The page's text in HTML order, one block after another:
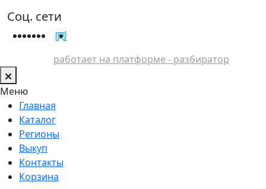
Соц. сети
работает на платформе - разбиратор
Меню
Главная
Каталог
Регионы
Выкуп
Контакты
Корзина